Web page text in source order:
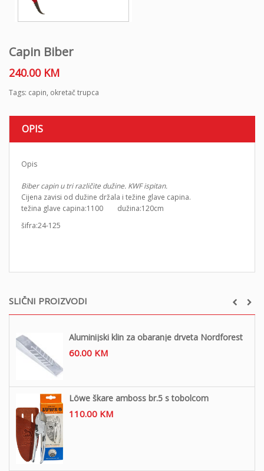
SLIČNI PROIZVODI
Aluminijski klin za obaranje drveta Nordforest
60.00 KM
Löwe škare amboss br.5 s tobolcom
110.00 KM
Capin Biber
240.00 KM
Tags: capin, okretač trupca
OPIS
Opis
Biber capin u tri različite dužine. KWF ispitan.
Cijena zavisi od dužine držala i težine glave capina.
težina glave capina:1100 dužina:120cm
šifra:24-125